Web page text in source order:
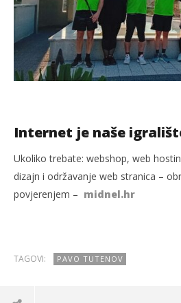
Internet je naše
Ukoliko trebate: webshop, web
dizajn i održavanje web stranica –
povjerenjem – midnel.hr
TAGOVI: PAVO TUTENOV